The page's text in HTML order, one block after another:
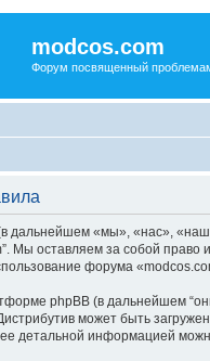
modcos.com
Форум посвященный
дальнейшем «мы», «нас»,
Мы оставляем за собой
форума
phpBB (в дальнейшем
может быть
детальной информацией